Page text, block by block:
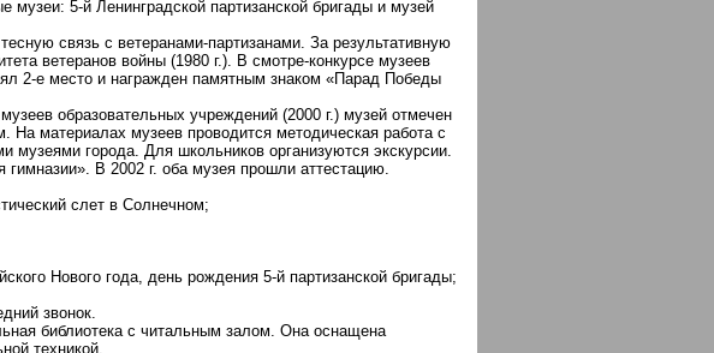
5-й Ленинградской партизанской бригады и музей
связь с ветеранами-партизанами. За результативную
ветеранов войны (1980 г.). В смотре-конкурсе музеев
2-е место и награжден памятным знаком «Парад Победы
образовательных учреждений (2000 г.) музей отмечен
материалах музеев проводится методическая работа с
города. Для школьников организуются экскурсии.
В 2002 г. оба музея прошли аттестацию.
слет в Солнечном;
Нового года, день рождения 5-й партизанской бригады;
звонок.
библиотека с читальным залом. Она оснащена
техникой.